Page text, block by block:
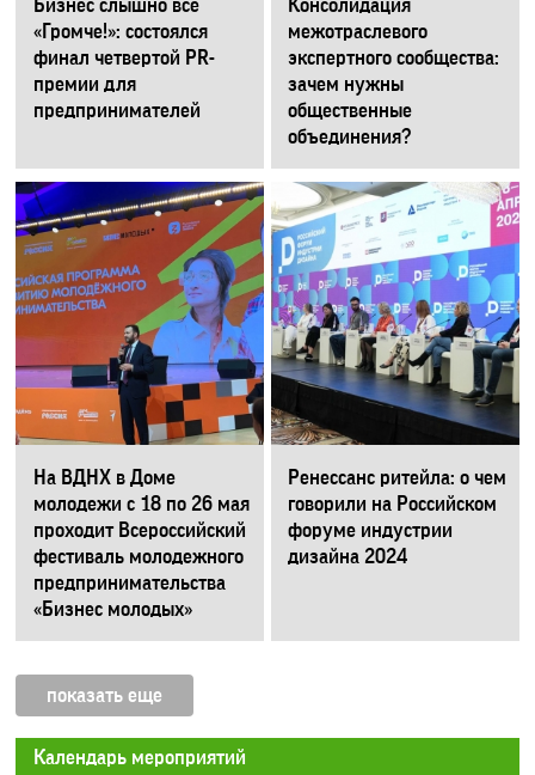
Бизнес слышно все
«Громче!»: состоялся
финал четвертой PR-
премии для
предпринимателей
Консолидация
межотраслевого
экспертного сообщества:
зачем нужны
общественные
объединения?
На ВДНХ в Доме
молодежи с 18 по 26 мая
проходит Всероссийский
фестиваль молодежного
предпринимательства
«Бизнес молодых»
Ренессанс ритейла: о чем
говорили на Российском
форуме индустрии
дизайна 2024
показать еще
Календарь мероприятий